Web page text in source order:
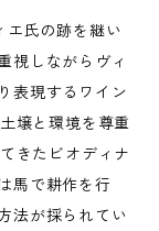
氏の跡を継い
視しながらヴィ
表現するワイン
壌と環境を尊重
きたビオディナ
馬で耕作を行
法が採られてい